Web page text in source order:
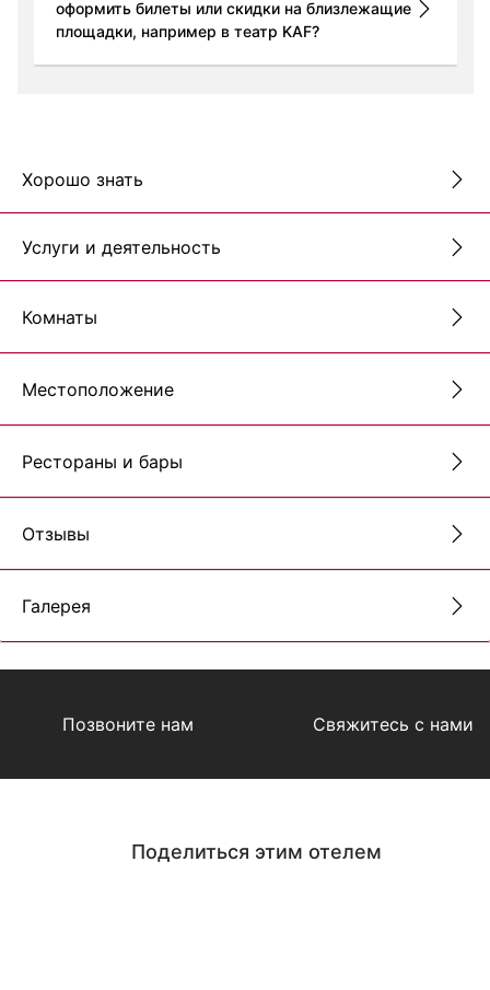
оформить билеты или скидки на близлежащие
площадки, например в театр KAF?
Хорошо знать
Услуги и деятельность
Комнаты
Местоположение
Рестораны и бары
Отзывы
Галерея
Позвоните нам Свяжитесь с нами
Поделиться этим отелем